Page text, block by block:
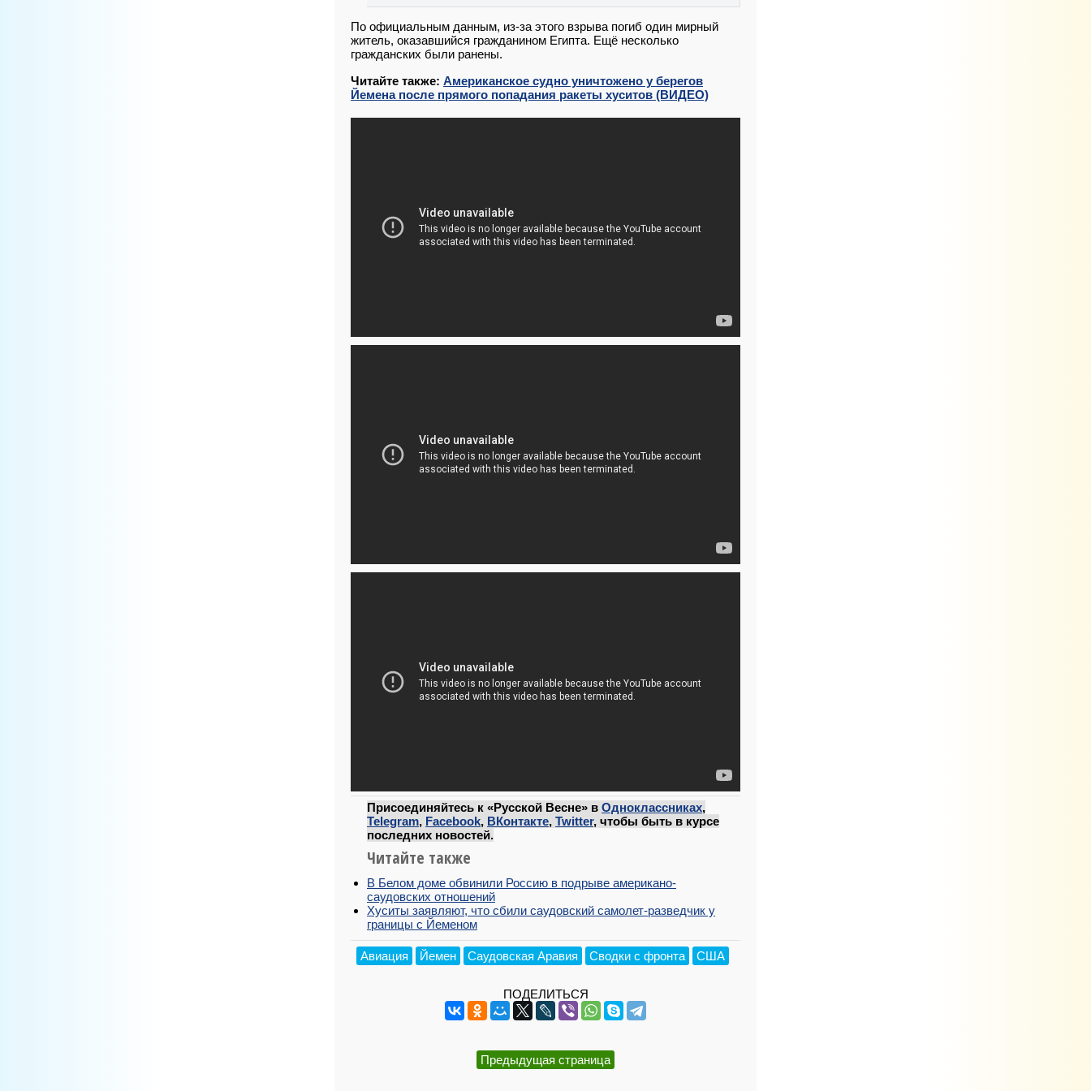
По официальным данным, из-за этого взрыва погиб один мирный
житель, оказавшийся гражданином Египта. Ещё несколько
гражданских были ранены.
Читайте также: Американское судно уничтожено у берегов
Йемена после прямого попадания ракеты хуситов (ВИДЕО)
Присоединяйтесь к «Русской Весне» в Одноклассниках,
Telegram, Facebook, ВКонтакте, Twitter, чтобы быть в курсе
последних новостей.
Читайте также
В Белом доме обвинили Россию в подрыве американо-
саудовских отношений
Хуситы заявляют, что сбили саудовский самолет-разведчик у
границы с Йеменом
Авиация Йемен Саудовская Аравия Сводки с фронта США
ПОДЕЛИТЬСЯ
Предыдущая страница